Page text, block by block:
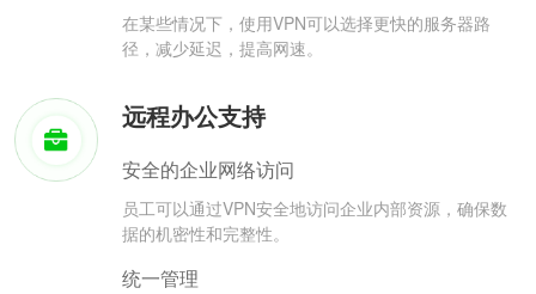
在某些情况下，使用VPN可以选择更快的服务器路
径，减少延迟，提高网速。
远程办公支持
安全的企业网络访问
员工可以通过VPN安全地访问企业内部资源，确保数
据的机密性和完整性。
统一管理